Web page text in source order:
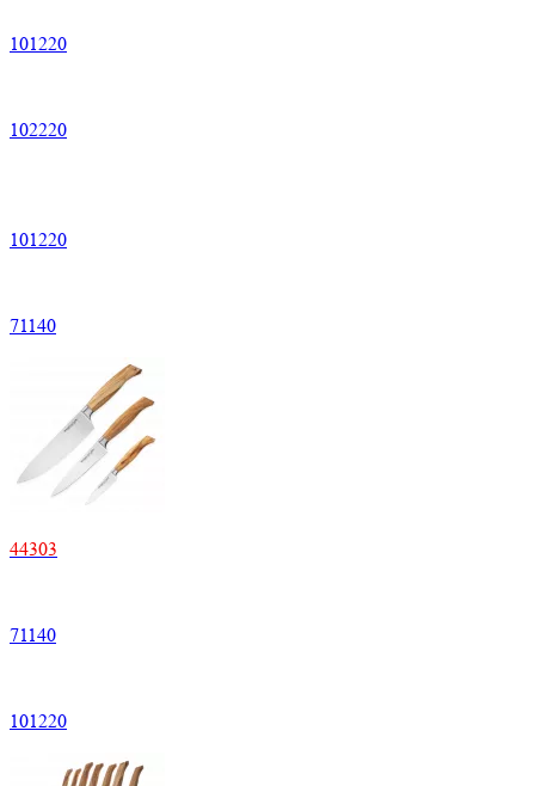
101220
102220
101220
71140
44303
71140
101220